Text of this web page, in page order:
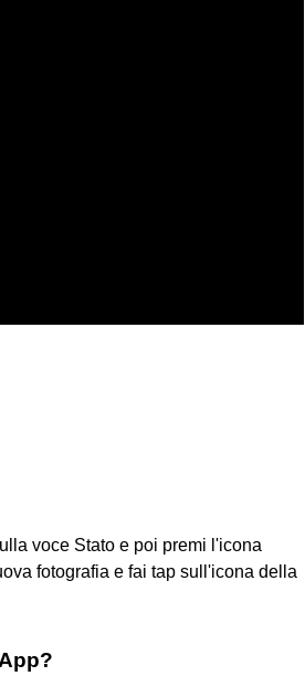
voce Stato e poi premi l'icona
fotografia e fai tap sull'icona della